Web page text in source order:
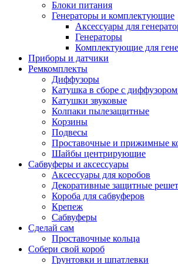
Блоки питания
Генераторы и комплектующие
Аксессуары для
Генераторы
Комплектующие для
Приборы и датчики
Ремкомплекты
Диффузоры
Катушка в сборе с
Катушки звуковые
Колпаки пылезащитные
Корзины
Подвесы
Проставочные и прижимные
Шайбы центрирующие
Сабвуферы и аксессуары
Аксессуары для коробов
Декоративные защитные
Короба для сабвуферов
Крепеж
Сабвуферы
Сделай сам
Проставочные кольца
Собери свой короб
Грунтовки и шпатлевки